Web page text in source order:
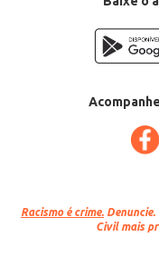
Racismo é crime.
Civil mais